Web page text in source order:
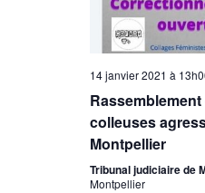
14 janvier 2021 à
colleuses
Montpellier
Tribunal judiciaire de
Montpellier